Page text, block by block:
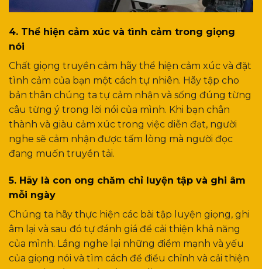
4. Thể hiện cảm xúc và tình cảm trong giọng
nói
Chất giọng truyền cảm hãy thể hiện cảm xúc và đặt
tình cảm của bạn một cách tự nhiên. Hãy tập cho
bản thân chúng ta tự cảm nhận và sống đúng từng
câu từng ý trong lời nói của mình. Khi bạn chân
thành và giàu cảm xúc trong việc diễn đạt, người
nghe sẽ cảm nhận được tấm lòng mà người đọc
đang muốn truyền tải.
5. Hãy là con ong chăm chỉ luyện tập và ghi âm
mỗi ngày
Chúng ta hãy thực hiện các bài tập luyện giọng, ghi
âm lại và sau đó tự đánh giá để cải thiện khả năng
của mình. Lắng nghe lại những điểm mạnh và yếu
của giọng nói và tìm cách để điều chỉnh và cải thiện